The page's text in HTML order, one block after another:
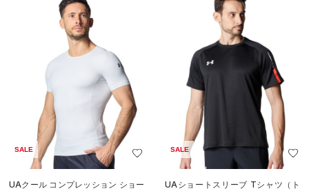
SALE
UAクール コンプレッション ショー
SALE
UAショートスリーブ Tシャツ（ト